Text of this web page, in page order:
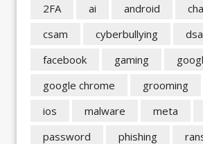
2FA ai android
csam
cyberbullying
dsa
facebook
gaming
google chrome
grooming
ios
malware meta
password
phishing